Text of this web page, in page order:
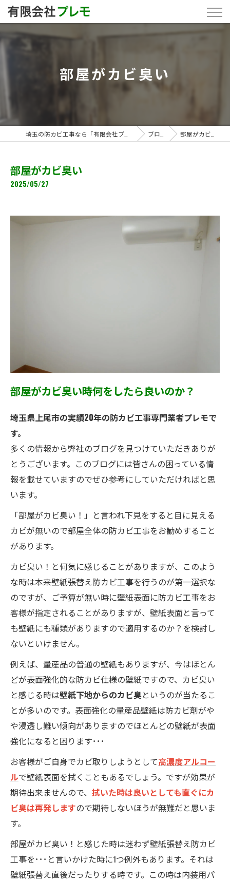
部屋がカビ臭い
ブログ 部屋がカビ臭い
部屋がカビ臭い
2025/05/27
部屋がカビ臭い時何をしたら良いのか？
埼玉県上尾市の実績20年の防カビ工事専門業者プレモで
す。
多くの情報から弊社のブログを見つけていただきありが
とうございます。このブログには皆さんの困っている情
報を載せていますのでぜひ参考にしていただければと思
います。
「部屋がカビ臭い！」と言われ下見をすると目に見える
カビが無いので部屋全体の防カビ工事をお勧めすること
があります。
カビ臭い！と何気に感じることがありますが、このよう
な時は本来壁紙張替え防カビ工事を行うのが第一選択な
のですが、ご予算が無い時に壁紙表面に防カビ工事をお
客様が指定されることがありますが、壁紙表面と言って
も壁紙にも種類がありますので適用するのか？を検討し
ないといけません。
例えば、量産品の普通の壁紙もありますが、今はほとん
どが表面強化的な防カビ仕様の壁紙ですので、カビ臭い
と感じる時は壁紙下地からのカビ臭というのが当たるこ
とが多いのです。表面強化の量産品壁紙は防カビ剤がや
や浸透し難い傾向がありますのでほとんどの壁紙が表面
強化になると困ります･･･
お客様がご自身でカビ取りしようとして高濃度アルコー
ルで壁紙表面を拭くこともあるでしょう。ですが効果が
期待出来ませんので、 拭いた時は良いとしても直ぐにカ
ビ臭は再発しますので期待しないほうが無難だと思いま
す。
部屋がカビ臭い！と感じた時は迷わず壁紙張替え防カビ
工事を･･･と言いかけた時に1つ例外もあります。それは
壁紙張替え直後だったりする時です。この時は内装用パ